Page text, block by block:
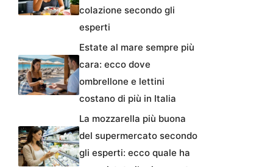
colazione secondo gli
esperti
Estate al mare sempre più
cara: ecco dove
ombrellone e lettini
costano di più in Italia
La mozzarella più buona
del supermercato secondo
gli esperti: ecco quale ha